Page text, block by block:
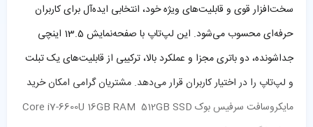
سخت‌افزار قوی و قابلیت‌های ویژه خود، انتخابی ایده‌آل برای کاربران
حرفه‌ای محسوب می‌شود. این لپ‌تاپ با صفحه‌نمایش 13.5 اینچی
جداشونده، دو باتری مجزا و عملکرد بالا، ترکیبی از قابلیت‌های یک تبلت
و لپ‌تاپ را در اختیار کاربران قرار می‌دهد. مشتریان گرامی امکان خرید
مایکروسافت سرفیس بوک Core i7-6600U 16GB RAM 512GB SSD